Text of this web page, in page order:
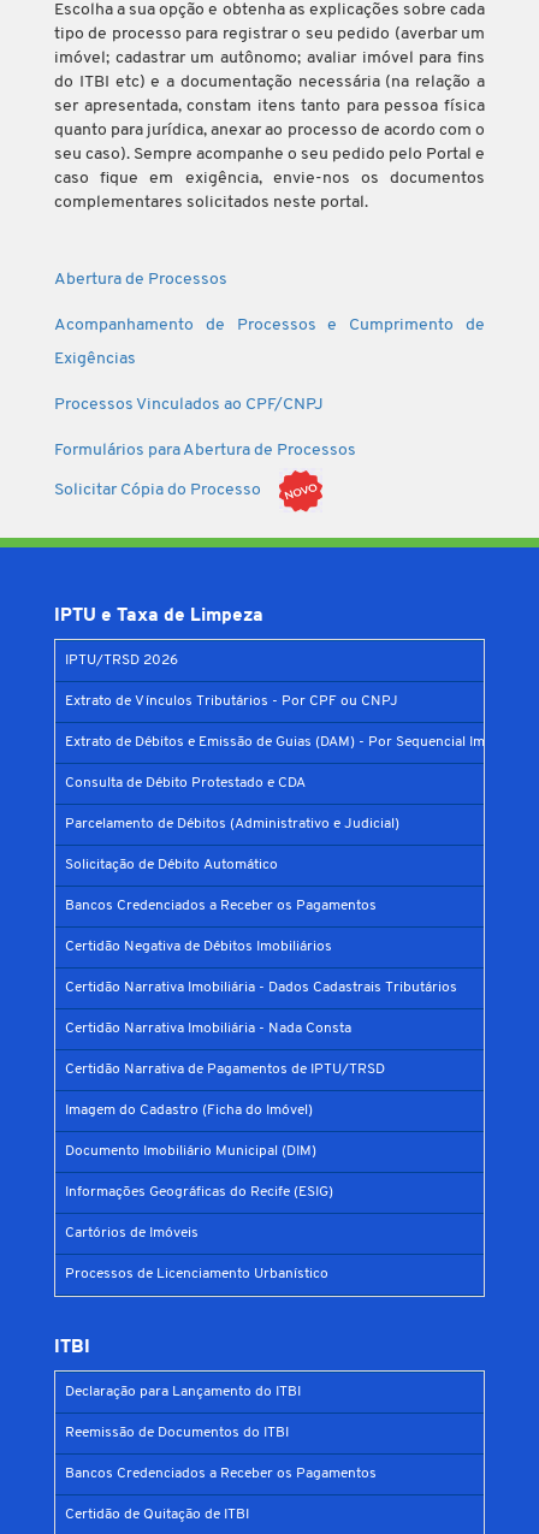
Escolha a sua opção e obtenha as explicações sobre cada
tipo de processo para registrar o seu pedido (averbar um
imóvel; cadastrar um autônomo; avaliar imóvel para fins
do ITBI etc) e a documentação necessária (na relação a
ser apresentada, constam itens tanto para pessoa física
quanto para jurídica, anexar ao processo de acordo com o
seu caso). Sempre acompanhe o seu pedido pelo Portal e
caso fique em exigência, envie-nos os documentos
complementares solicitados neste portal.
Abertura de Processos
Acompanhamento de Processos e Cumprimento de
Exigências
Processos Vinculados ao CPF/CNPJ
Formulários para Abertura de Processos
Solicitar Cópia do Processo
IPTU e Taxa de Limpeza
IPTU/TRSD 2026
Extrato de Vínculos Tributários - Por CPF ou CNPJ
Extrato de Débitos e Emissão de Guias (DAM) - Por Sequencial Imobiliário
Consulta de Débito Protestado e CDA
Parcelamento de Débitos (Administrativo e Judicial)
Solicitação de Débito Automático
Bancos Credenciados a Receber os Pagamentos
Certidão Negativa de Débitos Imobiliários
Certidão Narrativa Imobiliária - Dados Cadastrais Tributários
Certidão Narrativa Imobiliária - Nada Consta
Certidão Narrativa de Pagamentos de IPTU/TRSD
Imagem do Cadastro (Ficha do Imóvel)
Documento Imobiliário Municipal (DIM)
Informações Geográficas do Recife (ESIG)
Cartórios de Imóveis
Processos de Licenciamento Urbanístico
ITBI
Declaração para Lançamento do ITBI
Reemissão de Documentos do ITBI
Bancos Credenciados a Receber os Pagamentos
Certidão de Quitação de ITBI